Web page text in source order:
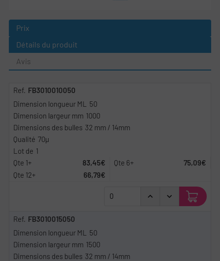
Prix
Détails du produit
Avis
FB3010010050
50
1000
32 mm / 14mm
70µ
1
83,45€
75,09€
66,79€
FB3010015050
50
1500
32 mm / 14mm